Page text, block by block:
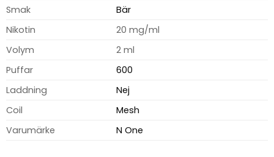
Smak
Bär
Nikotin
20 mg/ml
Volym
2 ml
Puffar
600
Laddning
Nej
Coil
Mesh
Varumärke
N One